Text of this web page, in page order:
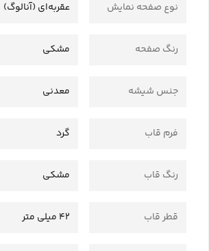
نوع صفحه نمایش عقربه‌ای (آنالوگ)
رنگ صفحه مشکی
جنس شیشه معدنی
فرم قاب گرد
رنگ قاب مشکی
قطر قاب 42 میلی متر